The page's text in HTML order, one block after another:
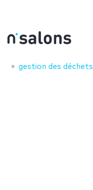
gestion des déchets